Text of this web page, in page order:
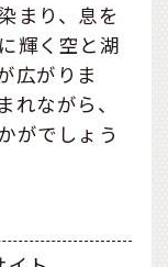
まり、息を
輝く空と湖
広がりま
ながら、
がでしょう